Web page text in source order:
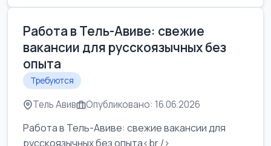
Работа в Тель-Авиве: свежие
вакансии для русскоязычных без
опыта
Требуются
Тель Авив Опубликовано: 16.06.2026
Работа в Тель-Авиве: свежие вакансии для
русскоязычных без опыта<br />